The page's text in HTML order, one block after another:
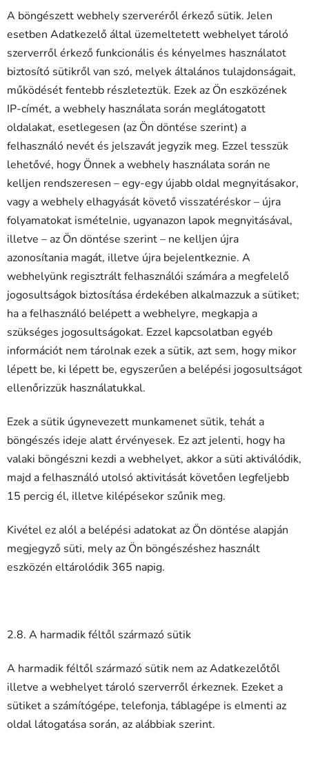
A böngészett webhely szerveréről érkező sütik. Jelen
esetben Adatkezelő által üzemeltetett webhelyet tároló
szerverről érkező funkcionális és kényelmes használatot
biztosító sütikről van szó, melyek általános tulajdonságait,
működését fentebb részleteztük. Ezek az Ön eszközének
IP-címét, a webhely használata során meglátogatott
oldalakat, esetlegesen (az Ön döntése szerint) a
felhasználó nevét és jelszavát jegyzik meg. Ezzel tesszük
lehetővé, hogy Önnek a webhely használata során ne
kelljen rendszeresen – egy-egy újabb oldal megnyitásakor,
vagy a webhely elhagyását követő visszatéréskor – újra
folyamatokat ismételnie, ugyanazon lapok megnyitásával,
illetve – az Ön döntése szerint – ne kelljen újra
azonosítania magát, illetve újra bejelentkeznie. A
webhelyünk regisztrált felhasználói számára a megfelelő
jogosultságok biztosítása érdekében alkalmazzuk a sütiket;
ha a felhasználó belépett a webhelyre, megkapja a
szükséges jogosultságokat. Ezzel kapcsolatban egyéb
információt nem tárolnak ezek a sütik, azt sem, hogy mikor
lépett be, ki lépett be, egyszerűen a belépési jogosultságot
ellenőrizzük használatukkal.
Ezek a sütik úgynevezett munkamenet sütik, tehát a
böngészés ideje alatt érvényesek. Ez azt jelenti, hogy ha
valaki böngészni kezdi a webhelyet, akkor a süti aktiválódik,
majd a felhasználó utolsó aktivitását követően legfeljebb
15 percig él, illetve kilépésekor szűnik meg.
Kivétel ez alól a belépési adatokat az Ön döntése alapján
megjegyző süti, mely az Ön böngészéshez használt
eszközén eltárolódik 365 napig.
2.8. A harmadik féltől származó sütik
A harmadik féltől származó sütik nem az Adatkezelőtől
illetve a webhelyet tároló szerverről érkeznek. Ezeket a
sütiket a számítógépe, telefonja, táblagépe is elmenti az
oldal látogatása során, az alábbiak szerint.